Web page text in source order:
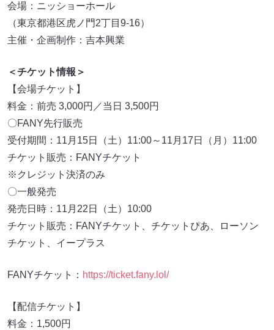
会場：ニッショーホール
（東京都港区虎ノ門2丁目9-16）
主催・企画制作：吉本興業
＜チケット情報＞
【会場チケット】
料金：前売 3,000円／当日 3,500円
〇FANY先行販売
受付期間：11月15日（土）11:00～11月17日（月）11:00
チケット販売：FANYチケット
※クレジット決済のみ
〇一般発売
発売日時：11月22日（土）10:00
チケット販売：FANYチケット、チケットぴあ、ローソン
チケット、イープラス
FANYチケット： https://ticket.fany.lol/
【配信チケット】
料金：1,500円